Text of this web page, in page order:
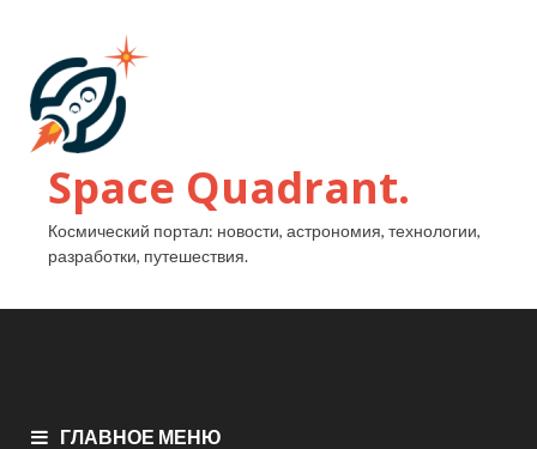
Space Quadrant.
Космический портал: новости, астрономия, технологии,
разработки, путешествия.
ГЛАВНОЕ МЕНЮ